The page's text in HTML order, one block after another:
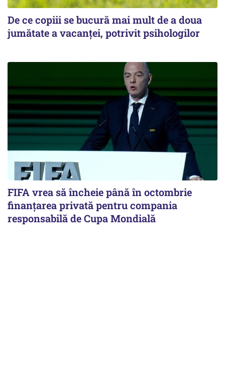
De ce copiii se bucură mai mult de a doua
jumătate a vacanței, potrivit psihologilor
FIFA vrea să încheie până în octombrie
finanțarea privată pentru compania
responsabilă de Cupa Mondială